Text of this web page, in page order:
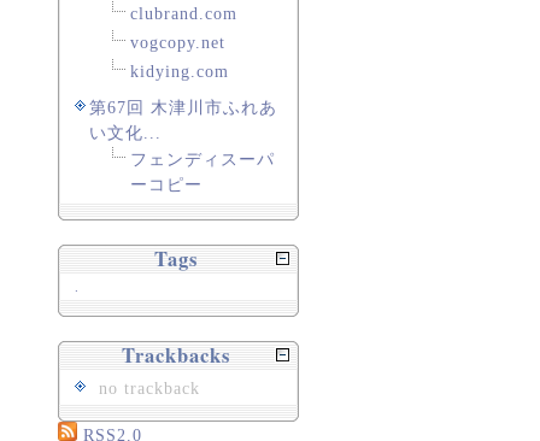
clubrand.com
vogcopy.net
kidying.com
第67回 木津川市ふれあ
い文化...
フェンディスーパ
ーコピー
Tags
Trackbacks
no trackback
RSS2.0